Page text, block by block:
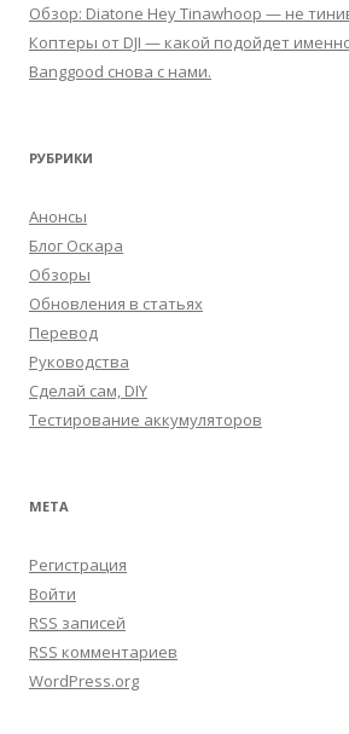
Обзор: Diatone Hey Tinawhoop — не
Коптеры от DJI — какой подойдет
Banggood снова с нами.
РУБРИКИ
Анонсы
Блог Оскара
Обзоры
Обновления в статьях
Перевод
Руководства
Сделай сам, DIY
Тестирование аккумуляторов
МЕТА
Регистрация
Войти
RSS записей
RSS комментариев
WordPress.org